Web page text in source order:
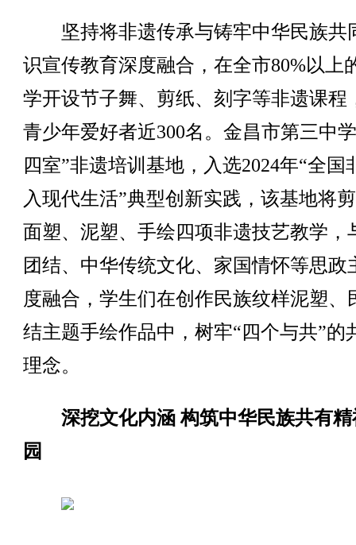
坚持将非遗传承与铸牢中华民族共
识宣传教育深度融合，在全市80%以上
学开设节子舞、剪纸、刻字等非遗课程
青少年爱好者近300名。金昌市第三中
四室”非遗培训基地，入选2024年“全国
入现代生活”典型创新实践，该基地将
面塑、泥塑、手绘四项非遗技艺教学，
团结、中华传统文化、家国情怀等思政
度融合，学生们在创作民族纹样泥塑、
结主题手绘作品中，树牢“四个与共”的
理念。
深挖文化内涵 构筑中华民族共有
园